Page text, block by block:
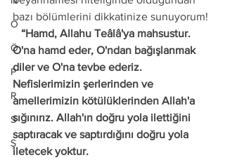
O
Ö
P
R
S
Ş
bazı bölümlerini dikkatinize sunuyorum!
O'na hamd eder, O'ndan bağışlanmak
diler ve O'na tevbe ederiz.
Nefislerimizin şerlerinden ve
amellerimizin kötülüklerinden Allah'a
sığınırız. Allah'ın doğru yola ilettiğini
saptıracak ve saptırdığını doğru yola
iletecek yoktur.